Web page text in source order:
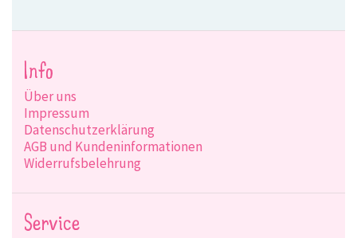
Info
Über uns
Impressum
Datenschutzerklärung
AGB und Kundeninformationen
Widerrufsbelehrung
Service